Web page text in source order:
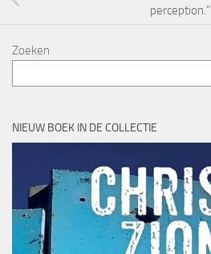
perception.”
Zoeken
NIEUW BOEK IN DE COLLECTIE